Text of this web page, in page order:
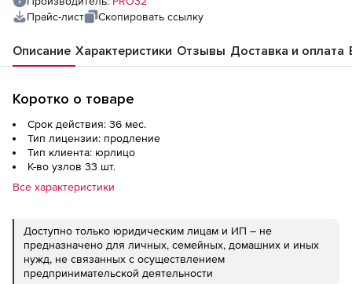
Прайс-лист
Скопировать ссылку
Описание Характеристики Отзывы Доставка и оплата
Коротко о товаре
Срок действия: 36 мес.
Тип лицензии: продление
Тип клиента: юрлицо
К-во узлов 33 шт.
Все характеристики
Доступно только юридическим лицам и ИП – не
предназначено для личных, семейных, домашних и иных
нужд, не связанных с осуществлением
предпринимательской деятельности